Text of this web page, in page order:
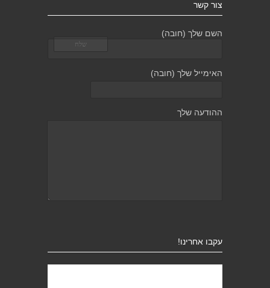
צור קשר
השם שלך (חובה)
האימייל שלך (חובה)
ההודעה שלך
עקבו אחרינו!